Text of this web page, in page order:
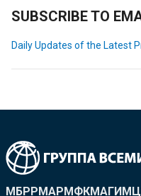
SUBSCRIBE TO
Daily Updates of the Latest
МБРРМАРМФКМАГИ